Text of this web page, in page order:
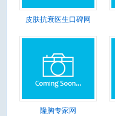
皮肤抗衰医生口碑网
隆胸专家网